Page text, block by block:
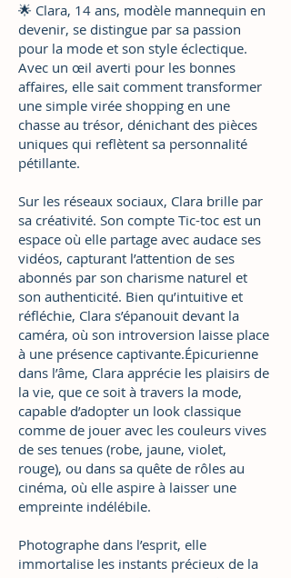
🌟 Clara, 14 ans, modèle mannequin en
devenir, se distingue par sa passion
pour la mode et son style éclectique.
Avec un œil averti pour les bonnes
affaires, elle sait comment transformer
une simple virée shopping en une
chasse au trésor, dénichant des pièces
uniques qui reflètent sa personnalité
pétillante.
Sur les réseaux sociaux, Clara brille par
sa créativité. Son compte Tic-toc est un
espace où elle partage avec audace ses
vidéos, capturant l’attention de ses
abonnés par son charisme naturel et
son authenticité. Bien qu’intuitive et
réfléchie, Clara s’épanouit devant la
caméra, où son introversion laisse place
à une présence captivante.Épicurienne
dans l’âme, Clara apprécie les plaisirs de
la vie, que ce soit à travers la mode,
capable d’adopter un look classique
comme de jouer avec les couleurs vives
de ses tenues (robe, jaune, violet,
rouge), ou dans sa quête de rôles au
cinéma, où elle aspire à laisser une
empreinte indélébile.
Photographe dans l’esprit, elle
immortalise les instants précieux de la